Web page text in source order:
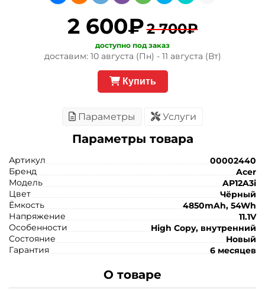
2 600₽2 700₽
доступно под заказ
доставим: 10 августа (Пн) - 11 августа (Вт)
Купить
Параметры Услуги
Параметры товара
Артикул
00002440
Бренд
Acer
Модель
AP12A3i
Цвет
Чёрный
Ёмкость
4850mAh, 54Wh
Напряжение
11.1V
Особенности
High Copy, внутренний
Состояние
Новый
Гарантия
6 месяцев
О товаре